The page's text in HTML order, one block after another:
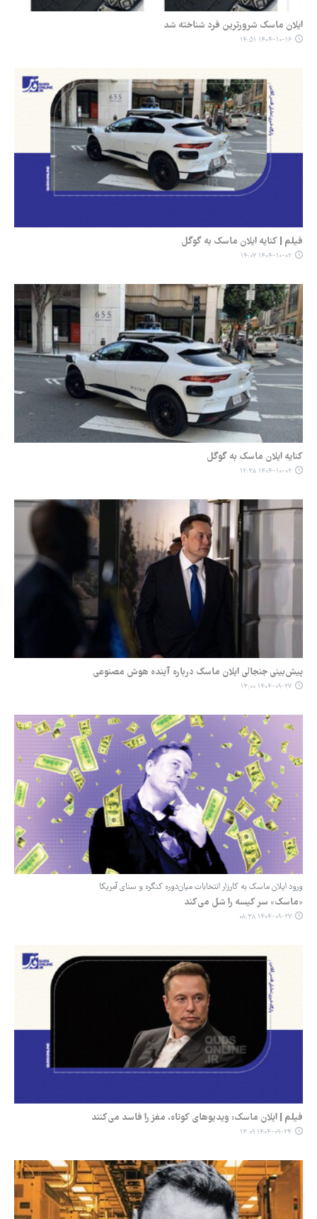
ایلان ماسک شرورترین فرد شناخته شد
۱۴۰۴-۱۰-۱۶ ۱۴:۵۱
فیلم | کنایه ایلان ماسک به گوگل
۱۴۰۴-۱۰-۰۲ ۱۴:۰۷
کنایه ایلان ماسک به گوگل
۱۴۰۴-۱۰-۰۲ ۱۲:۳۸
پیش‌بینی جنجالی ایلان ماسک درباره آینده هوش مصنوعی
۱۴۰۴-۰۹-۲۷ ۱۳:۰۰
ورود ایلان ماسک به کارزار انتخابات ‌میان‌دوره کنگره و سنای آمریکا
«ماسک» سر کیسه را شل‌ می‌کند
۱۴۰۴-۰۹-۲۷ ۰۸:۳۸
فیلم | ایلان ماسک: ویدیوهای کوتاه، مغز را فاسد می‌کنند
۱۴۰۴-۰۹-۲۴ ۱۳:۰۹